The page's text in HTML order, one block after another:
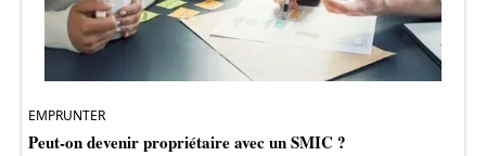
EMPRUNTER
Peut-on devenir propriétaire avec un SMIC ?